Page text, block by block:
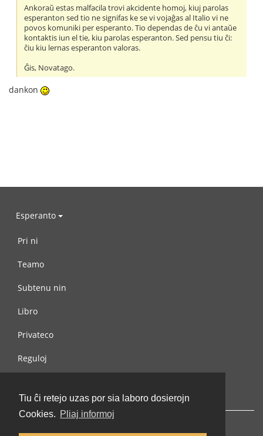
Tiu ĉi retejo uzas por sia laboro dosierojn
Cookies. Pliaj informoj
Ankoraŭ estas malfacila trovi akcidente homoj, kiuj parolas
esperanton sed tio ne signifas ke se vi vojaĝas al Italio vi ne
povos komuniki per esperanto. Tio dependas de ĉu vi antaŭe
kontaktis iun el tie, kiu parolas esperanton. Sed pensu tiu ĉi:
ĉiu kiu lernas esperanton valoras.
Ĝis, Novatago.
dankon
Esperanto
Pri ni
Teamo
Subtenu nin
Libro
Privateco
Reguloj